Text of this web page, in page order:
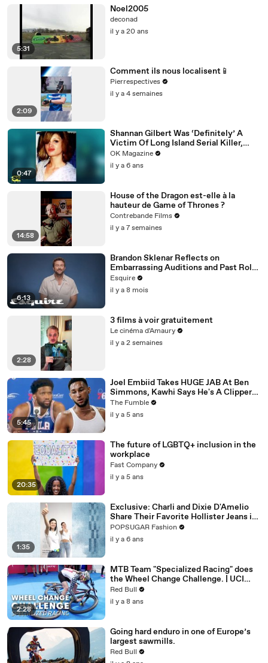
5:31
Noel2005
deconad
il y a 20 ans
2:09
Comment ils nous localisent📱
Pierrespectives
il y a 4 semaines
0:47
Shannan Gilbert Was ‘Definitely’ A
Victim Of Long Island Serial Killer,
Says Her Sister: Watch
OK Magazine
il y a 6 ans
14:58
House of the Dragon est-elle à la
hauteur de Game of Thrones ?
Contrebande Films
il y a 7 semaines
6:13
Brandon Sklenar Reflects on
Embarrassing Auditions and Past Roles
| How I Got Here | Esquire
Esquire
il y a 8 mois
2:28
3 films à voir gratuitement
Le cinéma d'Amaury
il y a 2 semaines
5:45
Joel Embiid Takes HUGE JAB At Ben
Simmons, Kawhi Says He's A Clipper
For Life: NBA Media Day Recap
The Fumble
il y a 5 ans
20:35
The future of LGBTQ+ inclusion in the
workplace
Fast Company
il y a 5 ans
1:35
Exclusive: Charli and Dixie D'Amelio
Share Their Favorite Hollister Jeans in
This New TikTok Dance Challenge
POPSUGAR Fashion
il y a 6 ans
2:28
MTB Team "Specialized Racing" does
the Wheel Change Challenge. | UCI
MTB 2018
Red Bull
il y a 8 ans
Going hard enduro in one of Europe’s
largest sawmills.
Red Bull